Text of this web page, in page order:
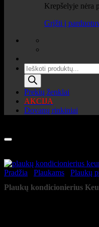
Krepšelyje nėra
Grįžti į
Products
search
Prekių ženklai
AKCIJA
Dovanų rinkiniai
Pradžia Plaukams Plaukų
Plaukų kondicionierius